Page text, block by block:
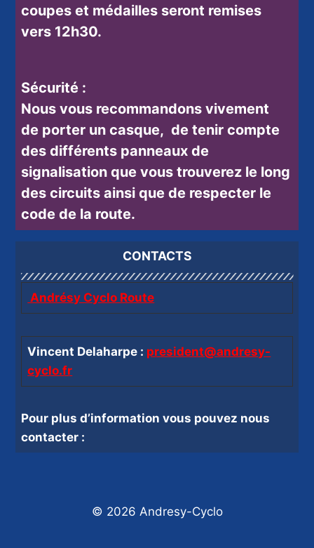
coupes et médailles seront remises
vers 12h30.
Sécurité :
Nous vous recommandons vivement
de porter un casque, de tenir compte
des différents panneaux de
signalisation que vous trouverez le long
des circuits ainsi que de respecter le
code de la route.
CONTACTS
Andrésy Cyclo Route
Vincent Delaharpe : president@andresy-
cyclo.fr
Pour plus d’information vous pouvez nous
contacter :
© 2026 Andresy-Cyclo